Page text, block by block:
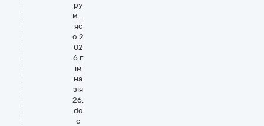
ру
м_
яс
о 2
02
6 г
ім
на
зія
26.
do
c